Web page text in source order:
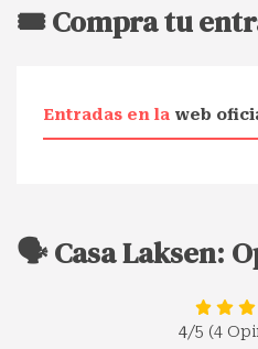
🎟️ Compra tu
Entradas en la web
🗣️ Casa Laksen:
4/5 (4